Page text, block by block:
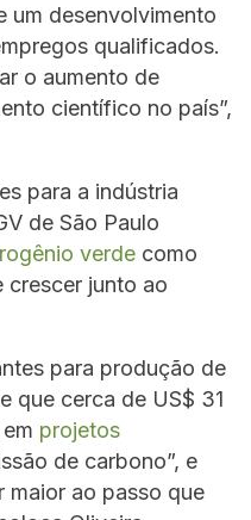
um desenvolvimento
qualificados.
o aumento de
científico no país”,
para a indústria
de São Paulo
verde como
crescer junto ao
para produção de
que cerca de US$ 31
projetos
de carbono”, e
maior ao passo que